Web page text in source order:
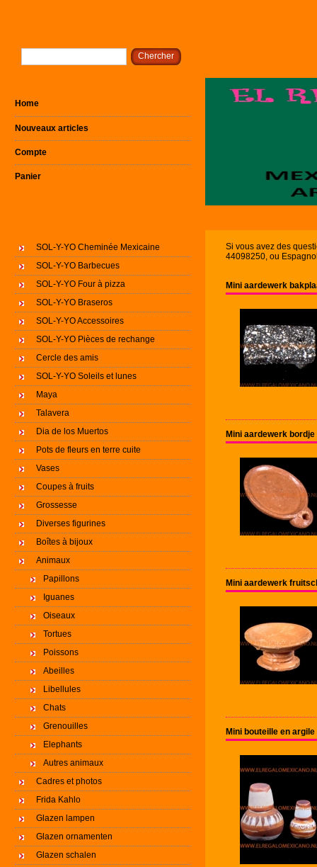
Home
Nouveaux articles
Compte
Panier
SOL-Y-YO Cheminée Mexicaine
SOL-Y-YO Barbecues
SOL-Y-YO Four à pizza
SOL-Y-YO Braseros
SOL-Y-YO Accessoires
SOL-Y-YO Pièces de rechange
Cercle des amis
SOL-Y-YO Soleils et lunes
Maya
Talavera
Dia de los Muertos
Pots de fleurs en terre cuite
Vases
Coupes à fruits
Grossesse
Diverses figurines
Boîtes à bijoux
Animaux
Papillons
Iguanes
Oiseaux
Tortues
Poissons
Abeilles
Libellules
Chats
Grenouilles
Elephants
Autres animaux
Cadres et photos
Frida Kahlo
Glazen lampen
Glazen ornamenten
Glazen schalen
Si vous avez des
44098250, ou
Mini aardewerk
Mini aardewerk
Mini aardewerk
Mini bouteille en